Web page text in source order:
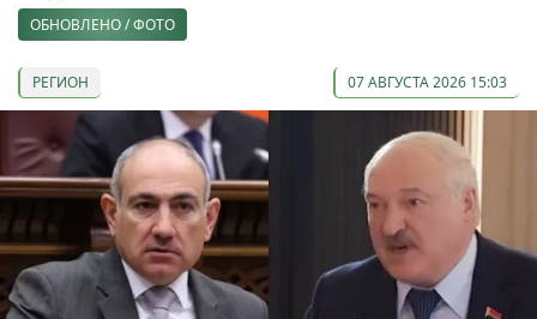
ОБНОВЛЕНО / ФОТО
РЕГИОН 07 АВГУСТА 2026 15:03